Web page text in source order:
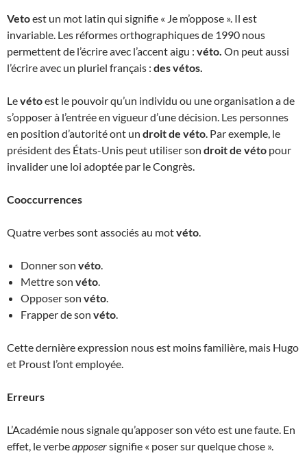
Vetoest un mot latin qui signifie « Je m’oppose ». Il est
invariable. Les réformes orthographiques de 1990 nous
permettent de l’écrire avec l’accent aigu : véto. On peut aussi
l’écrire avec un pluriel français : des vétos.
Levétoest le pouvoir qu’un individu ou une organisation a de
s’opposer à l’entrée en vigueur d’une décision. Les personnes
en position d’autorité ont un droit de véto. Par exemple, le
président des États-Unis peut utiliser son droit de véto pour
invalider une loi adoptée par le Congrès.
Cooccurrences
Quatre verbes sont associés au motvéto.
Donner son véto.
Mettre son véto.
Opposer son véto.
Frapper de son véto.
Cette dernière expression nous est moins familière, mais Hugo
et Proust l’ont employée.
Erreurs
L’Académie nous signale qu’apposer son véto est une faute. En
effet, le verbeapposersignifie « poser sur quelque chose ».